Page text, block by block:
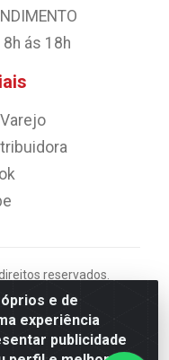
e de
experiência
publicidade
ás 18h
reservados.
importadora e
09.262.859/0001-
Catolé, Campina